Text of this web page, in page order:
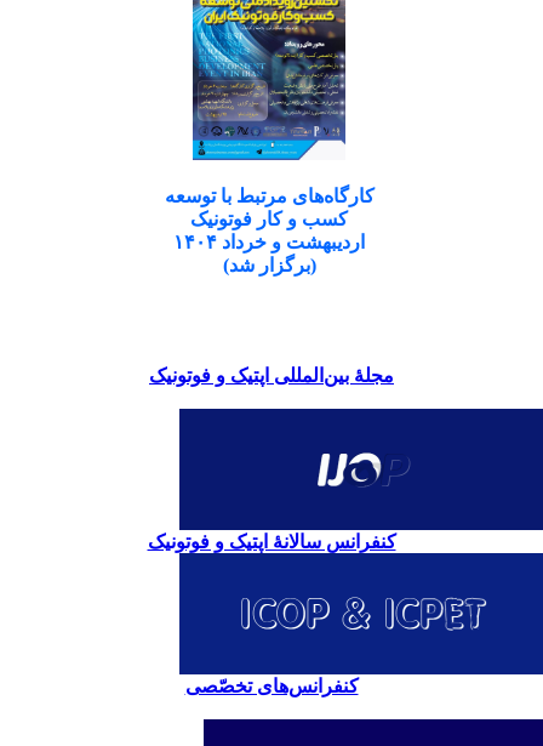
کارگاه‌های مرتبط با توسعه
کسب و کار فوتونیک
اردیبهشت و خرداد ۱۴۰۴
(برگزار شد)
مجلۀ بین‌المللی اپتیک و فوتونیک
کنفرانس سالانۀ اپتیک و فوتونیک
کنفرانس‌های تخصّصی